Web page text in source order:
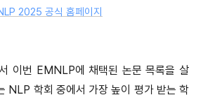
2025 공식 홈페이지
이번 EMNLP에 채택된 논문 목록을 살
NLP 학회 중에서 가장 높이 평가 받는 학